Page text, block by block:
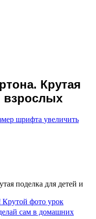
Крутая
взрослых
шрифта увеличить
поделка для детей и
Крутой фото урок
сам в домашних